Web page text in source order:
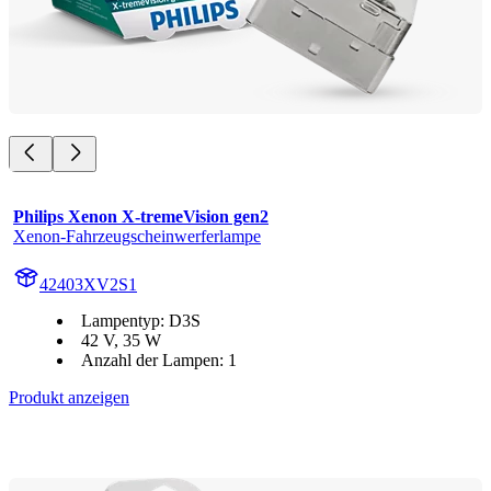
Philips Xenon X-tremeVision gen2
Xenon-Fahrzeugscheinwerferlampe
42403XV2S1
Lampentyp: D3S
42 V, 35 W
Anzahl der Lampen: 1
Produkt anzeigen